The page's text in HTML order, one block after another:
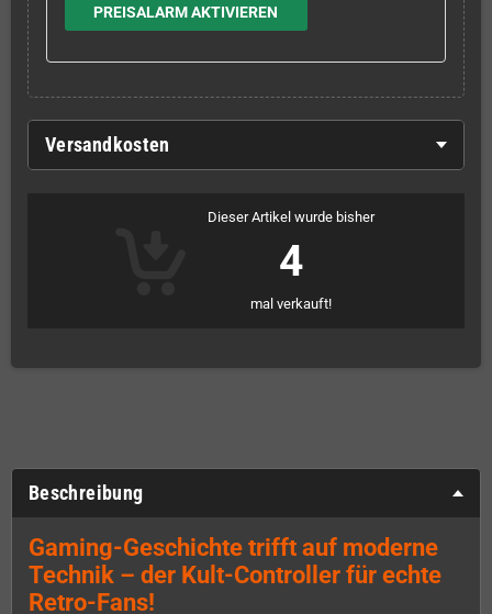
PREISALARM AKTIVIEREN
Versandkosten
Dieser Artikel wurde bisher
4
mal verkauft!
Beschreibung
Gaming-Geschichte trifft auf moderne
Technik – der Kult-Controller für echte
Retro-Fans!